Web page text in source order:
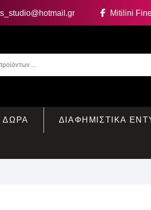
Mitilini
ΔΩΡΑ ΔΙΑΦΗΜΙΣΤΙΚΑ